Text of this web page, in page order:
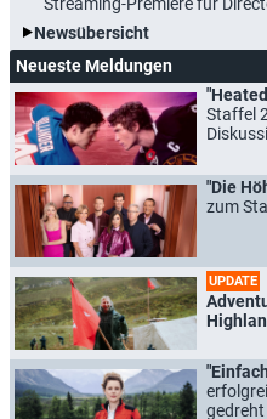
Newsübersicht
Neueste Meldungen
Staffel
"Die
zum
UPDATE
gedreht